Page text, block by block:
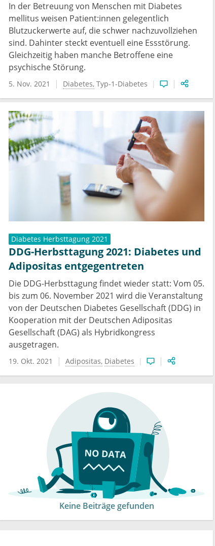
In der Betreuung von Menschen mit Diabetes
mellitus weisen Patient:innen gelegentlich
Blutzuckerwerte auf, die schwer nachzuvollziehen
sind. Dahinter steckt eventuell eine Essstörung.
Gleichzeitig haben manche Betroffene eine
psychische Störung.
5. Nov. 2021 Diabetes Typ-1-Diabetes
Diabetes Herbsttagung 2021
DDG-Herbsttagung 2021: Diabetes und
Adipositas entgegentreten
Die DDG-Herbsttagung findet wieder statt: Vom 05.
bis zum 06. November 2021 wird die Veranstaltung
von der Deutschen Diabetes Gesellschaft (DDG) in
Kooperation mit der Deutschen Adipositas
Gesellschaft (DAG) als Hybridkongress
ausgetragen.
19. Okt. 2021 Adipositas Diabetes
Keine Beiträge gefunden